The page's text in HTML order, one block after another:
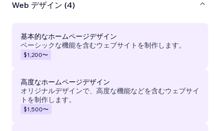
Web デザイン (4)
基本的なホームページデザイン
ベーシックな機能を含むウェブサイトを制作します。
$1,200〜
高度なホームページデザイン
オリジナルデザインで、高度な機能などを含むウェブサイ
トを制作します。
$1,500〜